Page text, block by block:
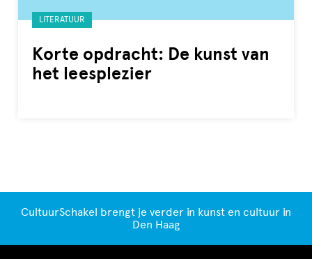
Korte opdracht: De kunst van
het leesplezier
Gelabeld
met:
LITERATUUR
CultuurSchakel brengt je verder in kunst en cultuur in
Den Haag